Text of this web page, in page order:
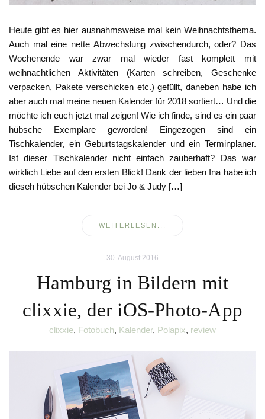
Heute gibt es hier ausnahmsweise mal kein Weihnachtsthema.
Auch mal eine nette Abwechslung zwischendurch, oder? Das
Wochenende war zwar mal wieder fast komplett mit
weihnachtlichen Aktivitäten (Karten schreiben, Geschenke
verpacken, Pakete verschicken etc.) gefüllt, daneben habe ich
aber auch mal meine neuen Kalender für 2018 sortiert… Und die
möchte ich euch jetzt mal zeigen! Wie ich finde, sind es ein paar
hübsche Exemplare geworden! Eingezogen sind ein
Tischkalender, ein Geburtstagskalender und ein Terminplaner.
Ist dieser Tischkalender nicht einfach zauberhaft? Das war
wirklich Liebe auf den ersten Blick! Dank der lieben Ina habe ich
dieseh hübschen Kalender bei Jo & Judy […]
WEITERLESEN...
30. August 2016
Hamburg in Bildern mit
clixxie, der iOS-Photo-App
clixxie, Fotobuch, Kalender, Polapix, review